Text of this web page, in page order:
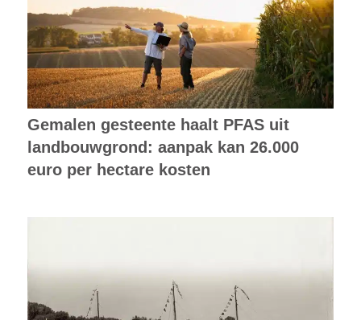
Gemalen gesteente haalt PFAS uit
landbouwgrond: aanpak kan 26.000
euro per hectare kosten